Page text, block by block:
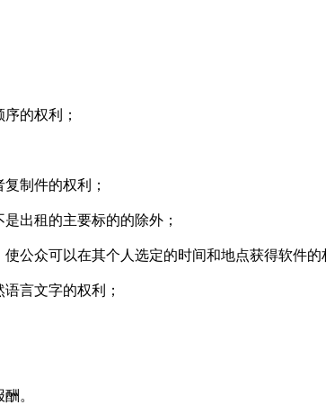
的权利；
制件的权利；
出租的主要标的的除外；
公众可以在其个人选定的时间和地点获得软件的
言文字的权利；
。